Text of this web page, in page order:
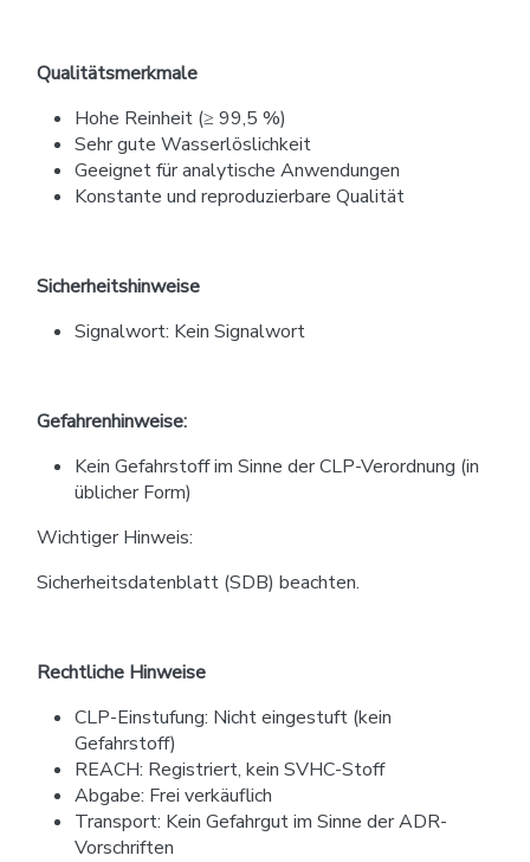
Qualitätsmerkmale
Hohe Reinheit (≥ 99,5 %)
Sehr gute Wasserlöslichkeit
Geeignet für analytische Anwendungen
Konstante und reproduzierbare Qualität
Sicherheitshinweise
Signalwort: Kein Signalwort
Gefahrenhinweise:
Kein Gefahrstoff im Sinne der CLP-Verordnung (in
üblicher Form)
Wichtiger Hinweis:
Sicherheitsdatenblatt (SDB) beachten.
Rechtliche Hinweise
CLP-Einstufung: Nicht eingestuft (kein
Gefahrstoff)
REACH: Registriert, kein SVHC-Stoff
Abgabe: Frei verkäuflich
Transport: Kein Gefahrgut im Sinne der ADR-
Vorschriften